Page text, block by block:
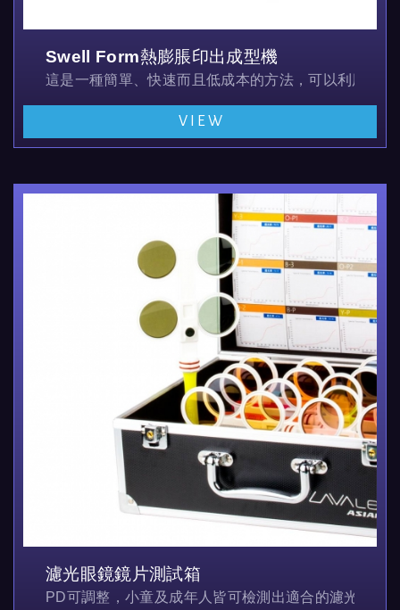
Swell Form熱膨脹印出成型機
這是一種簡單、快速而且低成本的方法，可以利用加
VIEW
濾光眼鏡鏡片測試箱
PD可調整，小童及成年人皆可檢測出適合的濾光片